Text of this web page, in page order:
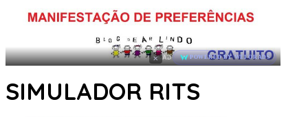
× AD POWERED BY WEFORADS
SIMULADOR RITS